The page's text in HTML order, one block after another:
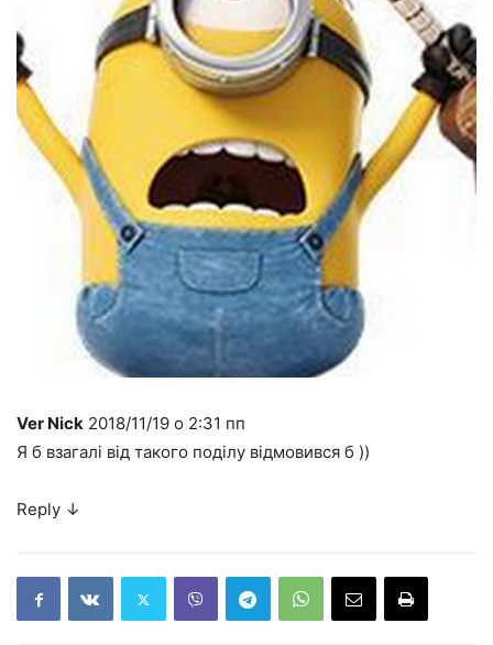
Ver Nick 2018/11/19 о 2:31 пп
Я б взагалі від такого поділу відмовився б ))
Reply ↓